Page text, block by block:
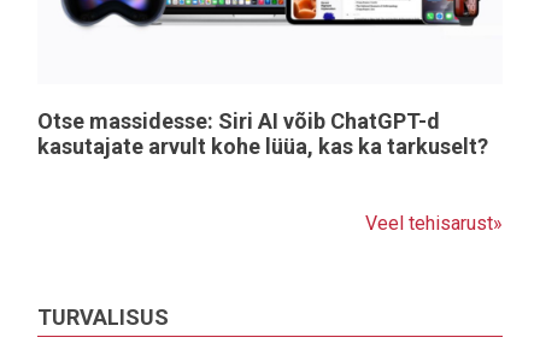
Otse massidesse: Siri AI võib ChatGPT-d
kasutajate arvult kohe lüüa, kas ka tarkuselt?
Veel tehisarust»
TURVALISUS